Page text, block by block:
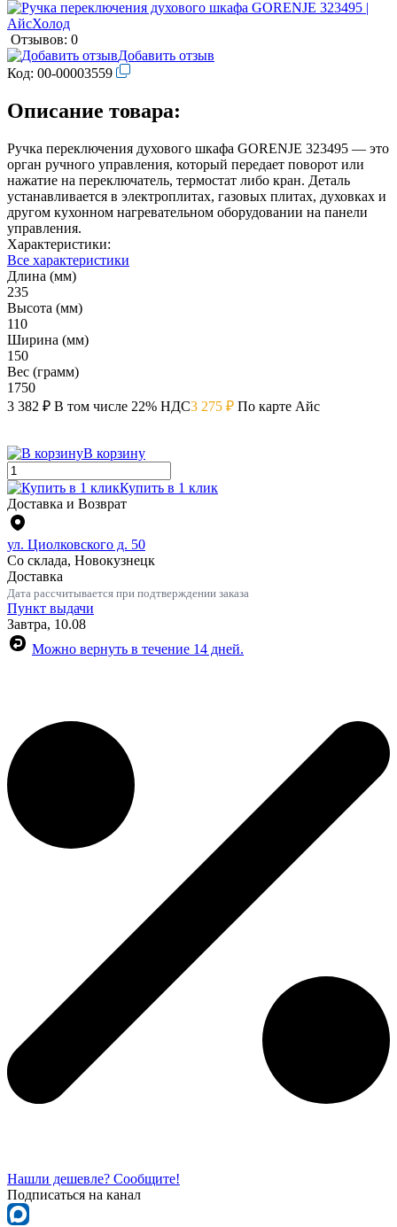
Отзывов: 0
Добавить отзыв
Код: 00-00003559
Описание товара:
Ручка переключения духового шкафа GORENJE 323495 — это
орган ручного управления, который передает поворот или
нажатие на переключатель, термостат либо кран. Деталь
устанавливается в электроплитах, газовых плитах, духовках и
другом кухонном нагревательном оборудовании на панели
управления.
Характеристики:
Все характеристики
Длина (мм)
235
Высота (мм)
110
Ширина (мм)
150
Вес (грамм)
1750
3 382 ₽ В том числе 22% НДС3 275 ₽ По карте Айс
В корзину
Купить в 1 клик
Доставка и Возврат
ул. Циолковского д. 50
Со склада, Новокузнецк
Доставка
Дата рассчитывается при подтверждении заказа
Пункт выдачи
Завтра, 10.08
Можно вернуть в течение 14 дней.
Нашли дешевле? Сообщите!
Подписаться на канал